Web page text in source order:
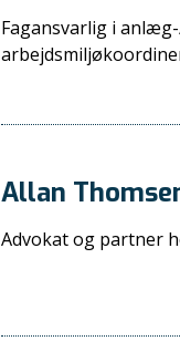
Fagansvarlig i
Allan
Advokat og partner